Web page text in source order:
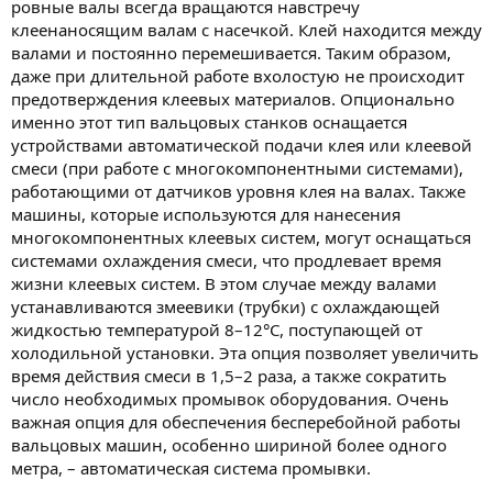
ровные валы всегда вращаются навстречу
клеенаносящим валам с насечкой. Клей находится между
валами и постоянно перемешивается. Таким образом,
даже при длительной работе вхолостую не происходит
предотверждения клеевых материалов. Опционально
именно этот тип вальцовых станков оснащается
устройствами автоматической подачи клея или клеевой
смеси (при работе с многокомпонентными системами),
работающими от датчиков уровня клея на валах. Также
машины, которые используются для нанесения
многокомпонентных клеевых систем, могут оснащаться
системами охлаждения смеси, что продлевает время
жизни клеевых систем. В этом случае между валами
устанавливаются змеевики (трубки) с охлаждающей
жидкостью температурой 8–12°C, поступающей от
холодильной установки. Эта опция позволяет увеличить
время действия смеси в 1,5–2 раза, а также сократить
число необходимых промывок оборудования. Очень
важная опция для обеспечения бесперебойной работы
вальцовых машин, особенно шириной более одного
метра, – автоматическая система промывки.